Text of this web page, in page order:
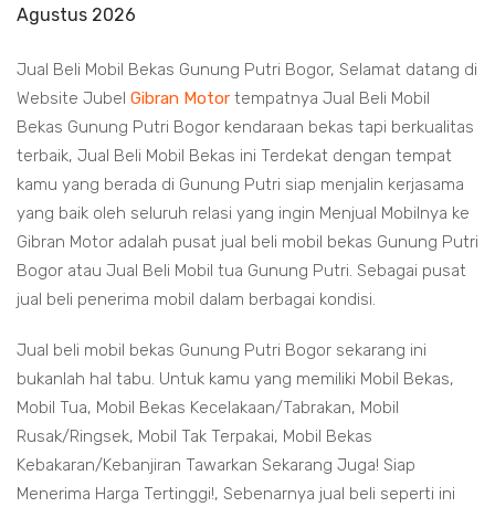
Agustus 2026
Jual Beli Mobil Bekas Gunung Putri Bogor, Selamat datang di
Website Jubel Gibran Motor tempatnya Jual Beli Mobil
Bekas Gunung Putri Bogor kendaraan bekas tapi berkualitas
terbaik, Jual Beli Mobil Bekas ini Terdekat dengan tempat
kamu yang berada di Gunung Putri siap menjalin kerjasama
yang baik oleh seluruh relasi yang ingin Menjual Mobilnya ke
Gibran Motor adalah pusat jual beli mobil bekas Gunung Putri
Bogor atau Jual Beli Mobil tua Gunung Putri. Sebagai pusat
jual beli penerima mobil dalam berbagai kondisi.
Jual beli mobil bekas Gunung Putri Bogor sekarang ini
bukanlah hal tabu. Untuk kamu yang memiliki Mobil Bekas,
Mobil Tua, Mobil Bekas Kecelakaan/Tabrakan, Mobil
Rusak/Ringsek, Mobil Tak Terpakai, Mobil Bekas
Kebakaran/Kebanjiran Tawarkan Sekarang Juga! Siap
Menerima Harga Tertinggi!, Sebenarnya jual beli seperti ini